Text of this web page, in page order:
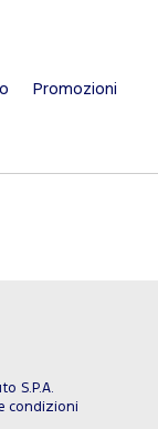
Promozioni
S.P.A.
condizioni